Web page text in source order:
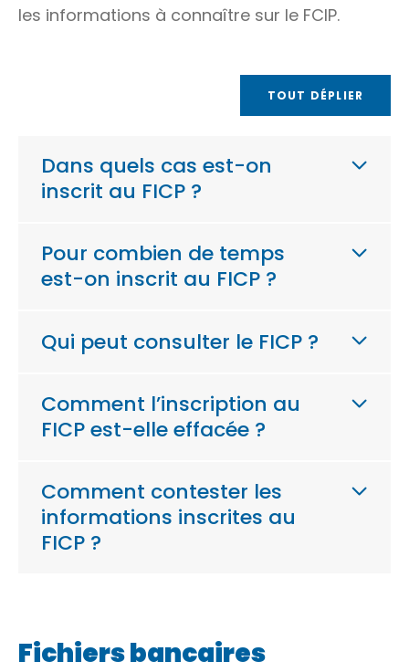
les informations à connaître sur le FCIP.
TOUT DÉPLIER
Dans quels cas est-on
inscrit au FICP ?
Pour combien de temps
est-on inscrit au FICP ?
Qui peut consulter le FICP ?
Comment l’inscription au
FICP est-elle effacée ?
Comment contester les
informations inscrites au
FICP ?
Fichiers bancaires